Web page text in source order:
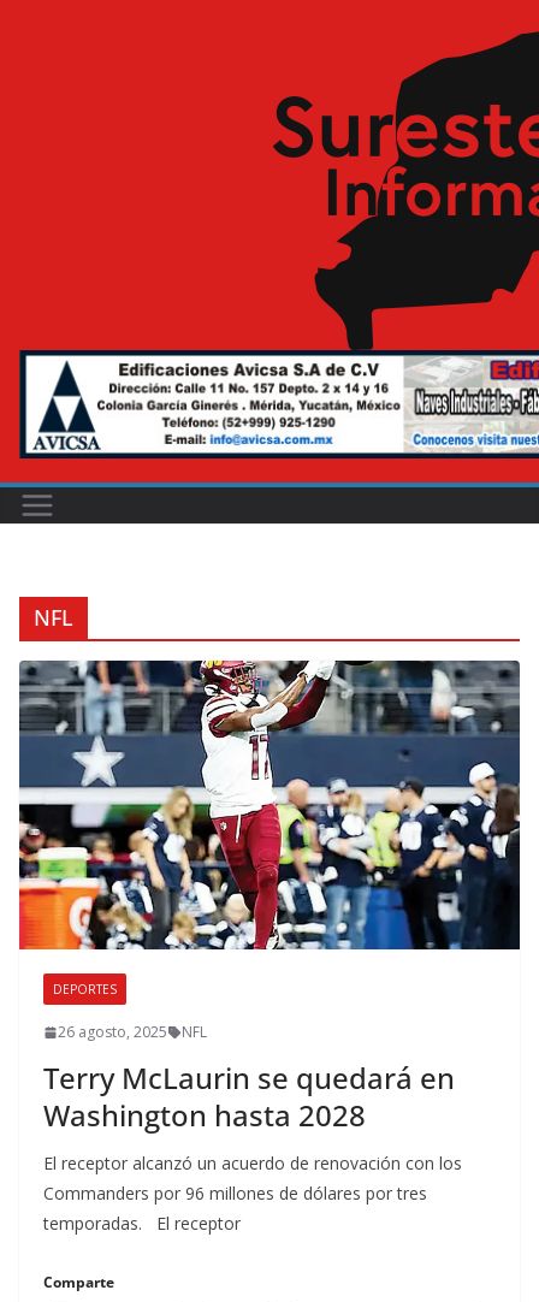
NFL
DEPORTES
26 agosto, 2025 NFL
Terry McLaurin se quedará en
Washington hasta 2028
El receptor alcanzó un acuerdo de renovación con los
Commanders por 96 millones de dólares por tres
temporadas. El receptor
Comparte